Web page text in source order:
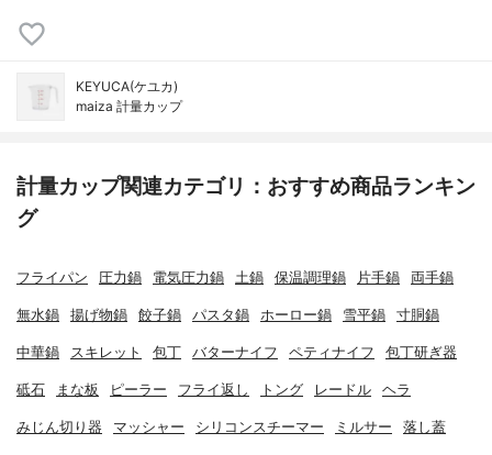
KEYUCA(ケユカ)
maiza 計量カップ
計量カップ関連カテゴリ：おすすめ商品ランキン
グ
フライパン 圧力鍋 電気圧力鍋 土鍋 保温調理鍋 片手鍋 両手鍋
無水鍋 揚げ物鍋 餃子鍋 パスタ鍋 ホーロー鍋 雪平鍋 寸胴鍋
中華鍋 スキレット 包丁 バターナイフ ペティナイフ 包丁研ぎ器
砥石 まな板 ピーラー フライ返し トング レードル ヘラ
みじん切り器 マッシャー シリコンスチーマー ミルサー 落し蓋